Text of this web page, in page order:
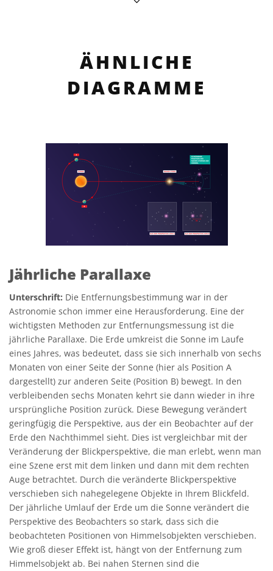
ÄHNLICHE
DIAGRAMME
Jährliche Parallaxe
Unterschrift: Die Entfernungsbestimmung war in der
Astronomie schon immer eine Herausforderung. Eine der
wichtigsten Methoden zur Entfernungsmessung ist die
jährliche Parallaxe. Die Erde umkreist die Sonne im Laufe
eines Jahres, was bedeutet, dass sie sich innerhalb von sechs
Monaten von einer Seite der Sonne (hier als Position A
dargestellt) zur anderen Seite (Position B) bewegt. In den
verbleibenden sechs Monaten kehrt sie dann wieder in ihre
ursprüngliche Position zurück. Diese Bewegung verändert
geringfügig die Perspektive, aus der ein Beobachter auf der
Erde den Nachthimmel sieht. Dies ist vergleichbar mit der
Veränderung der Blickperspektive, die man erlebt, wenn man
eine Szene erst mit dem linken und dann mit dem rechten
Auge betrachtet. Durch die veränderte Blickperspektive
verschieben sich nahegelegene Objekte in Ihrem Blickfeld.
Der jährliche Umlauf der Erde um die Sonne verändert die
Perspektive des Beobachters so stark, dass sich die
beobachteten Positionen von Himmelsobjekten verschieben.
Wie groß dieser Effekt ist, hängt von der Entfernung zum
Himmelsobjekt ab. Bei nahen Sternen sind die